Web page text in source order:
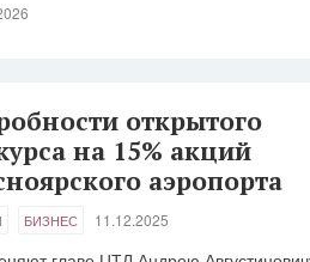
открытого
на 15% акций
аэропорта
БИЗНЕС 11.12.2025